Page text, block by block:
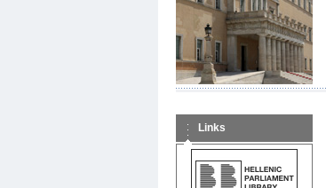
Links